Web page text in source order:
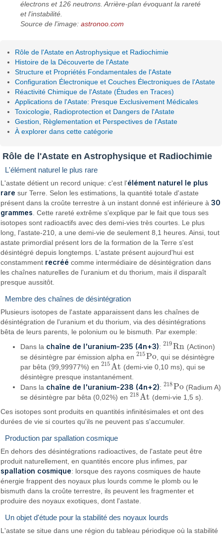
électrons et 126 neutrons. Arrière-plan évoquant la rareté
et l'instabilité.
Source de l'image:astronoo.com
Rôle de l'Astate en Astrophysique et Radiochimie
Histoire de la Découverte de l'Astate
Structure et Propriétés Fondamentales de l'Astate
Configuration Électronique et Couches Électroniques de l'Astate
Réactivité Chimique de l'Astate (Études en Traces)
Applications de l'Astate: Presque Exclusivement Médicales
Toxicologie, Radioprotection et Dangers de l'Astate
Gestion, Règlementation et Perspectives de l'Astate
À explorer dans cette catégorie
Rôle de l'Astate en Astrophysique et Radiochimie
L'élément naturel le plus rare
L'astate détient un record unique: c'est l'élément naturel le plus
rare sur Terre. Selon les estimations, la quantité totale d'astate
présent dans la croûte terrestre à un instant donné est inférieure à30
grammes . Cette rareté extrême s'explique par le fait que tous ses
isotopes sont radioactifs avec des demi-vies très courtes. Le plus
long, l'astate-210, a une demi-vie de seulement 8,1 heures. Ainsi, tout
astate primordial présent lors de la formation de la Terre s'est
désintégré depuis longtemps. L'astate présent aujourd'hui est
constamment recréé comme intermédiaire de désintégration dans
les chaînes naturelles de l'uranium et du thorium, mais il disparaît
presque aussitôt.
Membre des chaînes de désintégration
Plusieurs isotopes de l'astate apparaissent dans les chaînes de
désintégration de l'uranium et du thorium, via des désintégrations
bêta de leurs parents, le polonium ou le bismuth. Par exemple:
Dans la chaîne de l'uranium-235 (4n+3):219Rn
219Rn (Actinon)
se désintègre par émission alpha en215Po
215Po , qui se désintègre
par bêta (99,99977%) en215At
215At (demi-vie 0,10 ms), qui se
désintègre presque instantanément.
Dans la chaîne de l'uranium-238 (4n+2):218Po
218Po (Radium A)
se désintègre par bêta (0,02%) en218At
218At (demi-vie 1,5 s).
Ces isotopes sont produits en quantités infinitésimales et ont des
durées de vie si courtes qu'ils ne peuvent pas s'accumuler.
Production par spallation cosmique
En dehors des désintégrations radioactives, de l'astate peut être
produit naturellement, en quantités encore plus infimes, par
spallation cosmique: lorsque des rayons cosmiques de haute
énergie frappent des noyaux plus lourds comme le plomb ou le
bismuth dans la croûte terrestre, ils peuvent les fragmenter et
produire des noyaux exotiques, dont l'astate.
Un objet d'étude pour la stabilité des noyaux lourds
L'astate se situe dans une région du tableau périodique où la stabilité